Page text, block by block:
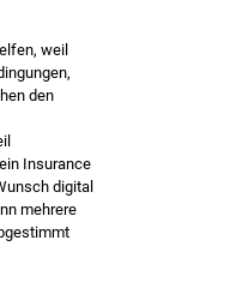
weil
den
Insurance
digital
mehrere